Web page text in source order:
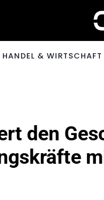
HANDEL & WIRTSCHAFT
den